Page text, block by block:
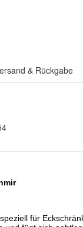
& Rückgabe